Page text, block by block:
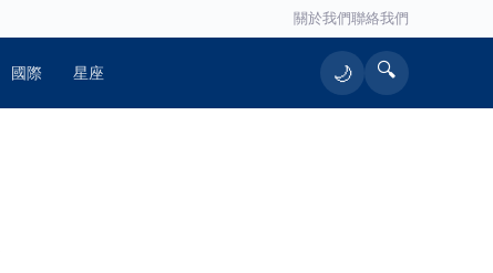
關於我們聯絡我們
國際 星座 🌙 🔍